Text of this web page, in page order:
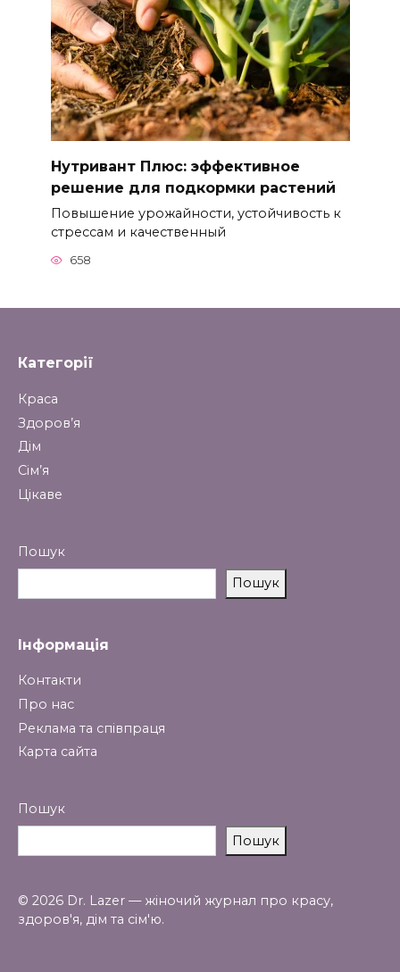
Нутривант Плюс: эффективное
решение для подкормки растений
Повышение урожайности, устойчивость к
стрессам и качественный
658
Категорії
Краса
Здоров’я
Дім
Сім’я
Цікаве
Пошук
Пошук
Інформація
Контакти
Про нас
Реклама та співпраця
Карта сайта
Пошук
Пошук
© 2026 Dr. Lazer — жіночий журнал про красу,
здоров'я, дім та сім'ю.